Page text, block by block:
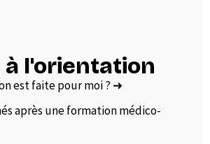
à l'orientation
est faite pour moi ? ➜
après une formation médico-